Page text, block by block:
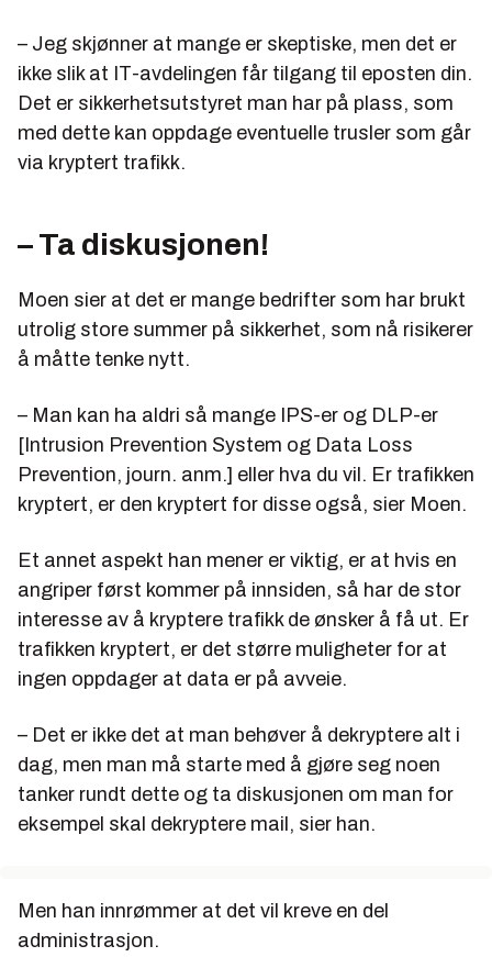
– Jeg skjønner at mange er skeptiske, men det er
ikke slik at IT-avdelingen får tilgang til eposten din.
Det er sikkerhetsutstyret man har på plass, som
med dette kan oppdage eventuelle trusler som går
via kryptert trafikk.
– Ta diskusjonen!
Moen sier at det er mange bedrifter som har brukt
utrolig store summer på sikkerhet, som nå risikerer
å måtte tenke nytt.
– Man kan ha aldri så mange IPS-er og DLP-er
[Intrusion Prevention System og Data Loss
Prevention, journ. anm.] eller hva du vil. Er trafikken
kryptert, er den kryptert for disse også, sier Moen.
Et annet aspekt han mener er viktig, er at hvis en
angriper først kommer på innsiden, så har de stor
interesse av å kryptere trafikk de ønsker å få ut. Er
trafikken kryptert, er det større muligheter for at
ingen oppdager at data er på avveie.
– Det er ikke det at man behøver å dekryptere alt i
dag, men man må starte med å gjøre seg noen
tanker rundt dette og ta diskusjonen om man for
eksempel skal dekryptere mail, sier han.
Men han innrømmer at det vil kreve en del
administrasjon.